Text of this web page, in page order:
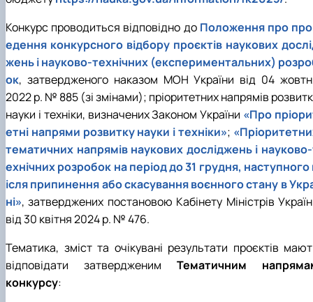
Іноземні мови
Працевлаштування
Їдальні та буфети
Студентські квитки
Центр вивчення мов
Психологічна підтримка
Інклюзивне середовище
Рада молодих вчених
Наукові школи
Стартап школа НУБіП України
Методичні рекомендації, пам'ятки
Форми документів
Патентно-ліцензійна діяльність
ЦКНО «Агропромисловий комплекс, лісове і
садово-паркове господарство, ветеринарна
медицина»
Обладнання НУБіП України
Біоетична комісія
Наукові видання
Досліднику та автору
Звіт про проведення НТЗ
Наукові журнали НУБіП України
Наукові журнали НУБіП України (English)
Пам'ятка про проведення науково-
заходів
Порядок планування та організації
проведення НТЗ
Результати науково-технічних заходів
Монографії
Наука для бізнесу
Каталог наукових послуг
«SEB-2024»
«SEB-2025»
Рада роботодавців
Благодійний фонд «Голосіївська ініціатива
Видатні випускники та працівники
Звіт ректора
Пам'яті захисників України
Почесні доктори і професори НУБіП України
Пресслужба
Університетський кур'єр
Вибори ректора
Програма розвитку університету
ініціатива – 2025»
Державні закупівлі
Офіційна символіка
Антикорупційні заходи
Уповноважена особа з питань запобігання
виявлення корупції
Положення про антикорупційного
уповноваженого НУБіП України
Національні нормативно-правові акти
Нормативно-правові акти НУБіП України
Інформаційні ресурси НАЗК
Методичні роз’яснення НАЗК
Антикорупційні заходи
Гендерна радниця
Контактна інформація
Конкурс проводиться відповідно до Положення про
едення конкурсного відбору проєктів наукових
жень і науково-технічних (експериментальних)
ок, затвердженого наказом МОН України від 04
2022 р. № 885 (зі змінами); пріоритетних напрямів
науки і техніки, визначених Законом України «Про
етні напрями розвитку науки і техніки»;
тематичних напрямів наукових досліджень і
ехнічних розробок на період до 31 грудня, наступного
ісля припинення або скасування воєнного стану в
ні», затверджених постановою Кабінету Міністрів
від 30 квітня 2024 р. № 476.
Тематика, зміст та очікувані результати проєктів
відповідати затвердженим Тематичним
конкурсу: